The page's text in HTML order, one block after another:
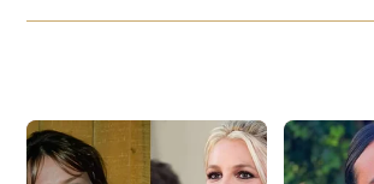
แบบผสมผสานของ TUMI การเปิดตั
ของแบรนด์นี้ จะมีพิธีเปิดผ่านไลฟ์สตรี
คอลเลกชั่นฤดูใบไม้ผลิ 2021 ในวันพฤ
2564 เวลา 19.00น.
https://virtualstore.tumi-